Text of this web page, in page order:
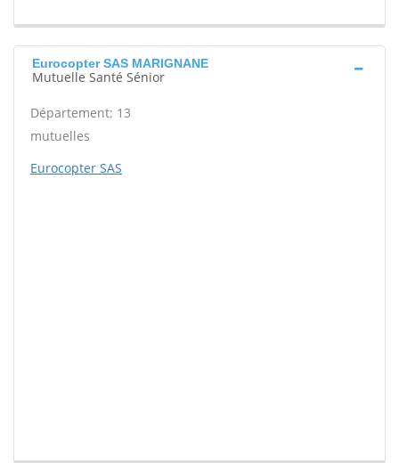
Eurocopter SAS MARIGNANE
Mutuelle Santé Sénior
Département: 13
mutuelles
Eurocopter SAS